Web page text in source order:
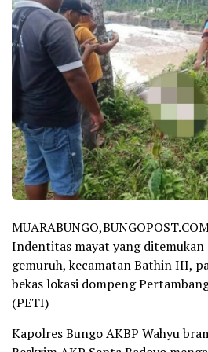
Indentitas mayat yang ditemukan
gemuruh, kecamatan Bathin III,
bekas lokasi dompeng
(PETI)
Kapolres Bungo AKBP Wahyu